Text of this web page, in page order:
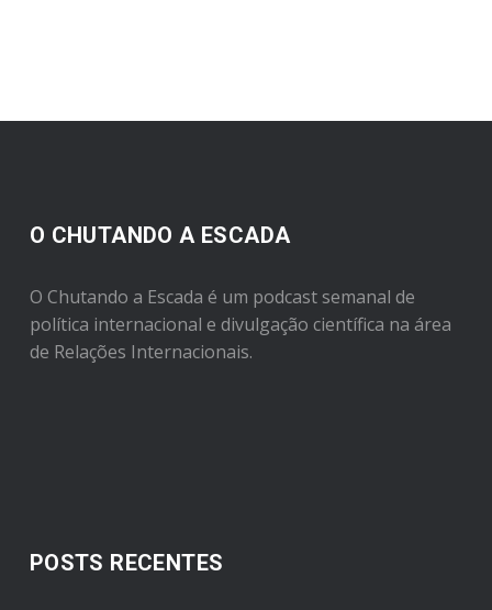
O CHUTANDO A ESCADA
O Chutando a Escada é um podcast semanal de
política internacional e divulgação científica na área
de Relações Internacionais.
POSTS RECENTES